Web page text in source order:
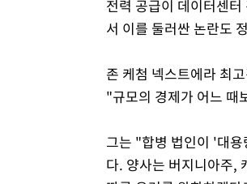
전력 공급이 데이터센
서 이를 둘러싼 논란도
존 케첨 넥스트에라 최
"규모의 경제가 어느 때
그는 "합병 법인이 '대
다. 양사는 버지니아주,